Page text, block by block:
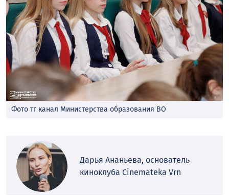
Фото тг канал Министерства образования ВО
Дарья Ананьева, основатель
киноклуба Cinemateka Vrn